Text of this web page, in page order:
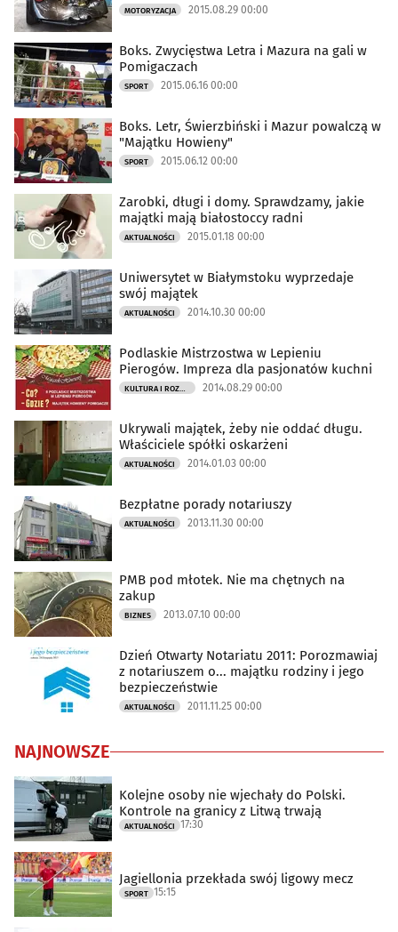
MOTORYZACJA 2015.08.29 00:00
Boks. Zwycięstwa Letra i Mazura na gali w
Pomigaczach
SPORT 2015.06.16 00:00
Boks. Letr, Świerzbiński i Mazur powalczą w
"Majątku Howieny"
SPORT 2015.06.12 00:00
Zarobki, długi i domy. Sprawdzamy, jakie
majątki mają białostoccy radni
AKTUALNOŚCI 2015.01.18 00:00
Uniwersytet w Białymstoku wyprzedaje
swój majątek
AKTUALNOŚCI 2014.10.30 00:00
Podlaskie Mistrzostwa w Lepieniu
Pierogów. Impreza dla pasjonatów kuchni
KULTURA I ROZRYWKA 2014.08.29 00:00
Ukrywali majątek, żeby nie oddać długu.
Właściciele spółki oskarżeni
AKTUALNOŚCI 2014.01.03 00:00
Bezpłatne porady notariuszy
AKTUALNOŚCI 2013.11.30 00:00
PMB pod młotek. Nie ma chętnych na
zakup
BIZNES 2013.07.10 00:00
Dzień Otwarty Notariatu 2011: Porozmawiaj
z notariuszem o... majątku rodziny i jego
bezpieczeństwie
AKTUALNOŚCI 2011.11.25 00:00
NAJNOWSZE
Kolejne osoby nie wjechały do Polski.
Kontrole na granicy z Litwą trwają
AKTUALNOŚCI 17:30
Jagiellonia przekłada swój ligowy mecz
SPORT 15:15